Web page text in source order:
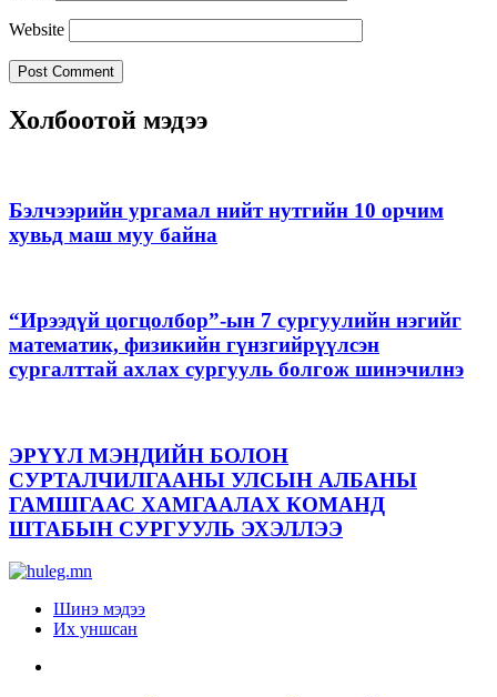
Website
Холбоотой мэдээ
Бэлчээрийн ургамал нийт нутгийн 10 орчим
хувьд маш муу байна
“Ирээдүй цогцолбор”-ын 7 сургуулийн нэгийг
математик, физикийн гүнзгийрүүлсэн
сургалттай ахлах сургууль болгож шинэчилнэ
ЭРҮҮЛ МЭНДИЙН БОЛОН
СУРТАЛЧИЛГААНЫ УЛСЫН АЛБАНЫ
ГАМШГААС ХАМГААЛАХ КОМАНД
ШТАБЫН СУРГУУЛЬ ЭХЭЛЛЭЭ
Шинэ мэдээ
Их уншсан